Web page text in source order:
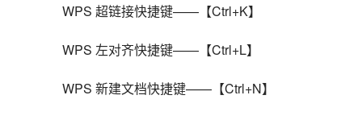
WPS 超链接快捷键——【Ctrl+K】
WPS 左对齐快捷键——【Ctrl+L】
WPS 新建文档快捷键——【Ctrl+N】